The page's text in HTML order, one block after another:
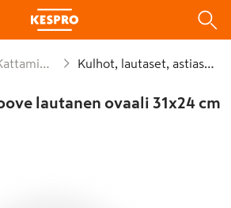
Kattaminen Kulhot, lautaset, astiastot
lautanen ovaali 31x24 cm